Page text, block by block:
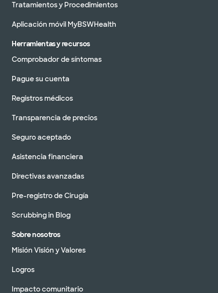
Tratamientos y Procedimientos
Aplicación móvil MyBSWHealth
Herramientas y recursos
Comprobador de síntomas
Pague su cuenta
Registros médicos
Transparencia de precios
Seguro aceptado
Asistencia financiera
Directivas avanzadas
Pre-registro de Cirugía
Scrubbing in Blog
Sobre nosotros
Misión Visión y Valores
Logros
Impacto comunitario